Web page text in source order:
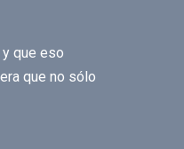
que eso
que no sólo